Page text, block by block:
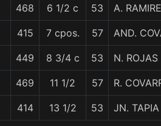
468 6 1/2 c 53 A.
415 7 cpos. 57 AND.
449 8 3/4 c 53 N. ROJAS
469 11 1/2 57 R.
414 13 1/2 53 JN. TAPIA